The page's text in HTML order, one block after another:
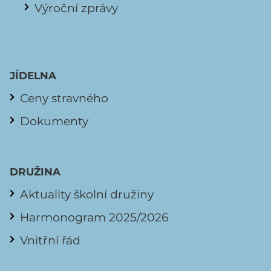
Výroční zprávy
JÍDELNA
Ceny stravného
Dokumenty
DRUŽINA
Aktuality školní družiny
Harmonogram 2025/2026
Vnitřní řád